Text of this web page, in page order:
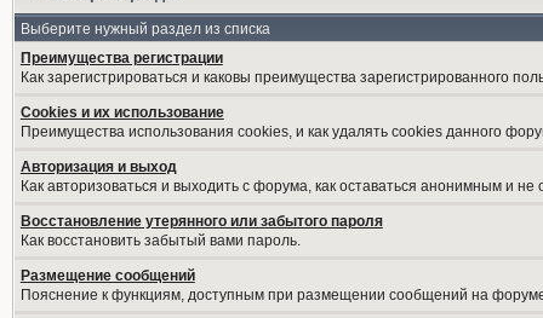
Выберите нужный раздел из списка
Преимущества регистрации
Как зарегистрироваться и каковы преимущества зарегистрированного
Cookies и их использование
Преимущества использования cookies, и как удалять cookies данного
Авторизация и выход
Как авторизоваться и выходить с форума, как оставаться анонимным и
Восстановление утерянного или забытого пароля
Как восстановить забытый вами пароль.
Размещение сообщений
Пояснение к функциям, доступным при размещении сообщений на